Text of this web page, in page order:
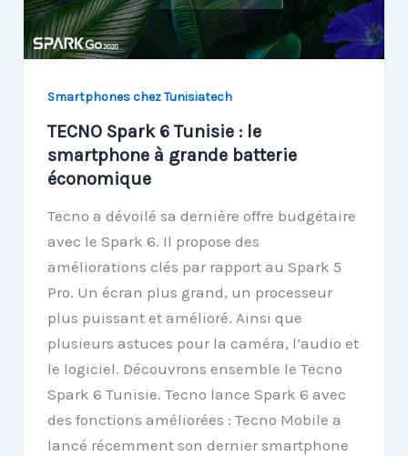
Smartphones chez Tunisiatech
TECNO Spark 6 Tunisie : le
smartphone à grande batterie
économique
Tecno a dévoilé sa dernière offre budgétaire
avec le Spark 6. Il propose des
améliorations clés par rapport au Spark 5
Pro. Un écran plus grand, un processeur
plus puissant et amélioré. Ainsi que
plusieurs astuces pour la caméra, l’audio et
le logiciel. Découvrons ensemble le Tecno
Spark 6 Tunisie. Tecno lance Spark 6 avec
des fonctions améliorées : Tecno Mobile a
lancé récemment son dernier smartphone